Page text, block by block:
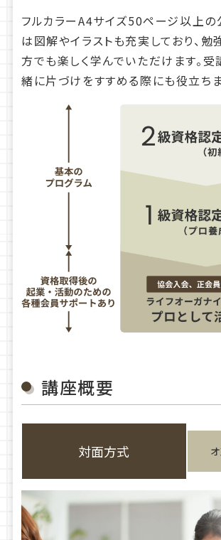
フルカラーA4サイズ50ページ以上の
は図解やイラストも充実しており、勉
方でも楽しく学んでいただけます。受
緒に片づけをすすめる際にも役立ちま
講座概要
対面方式